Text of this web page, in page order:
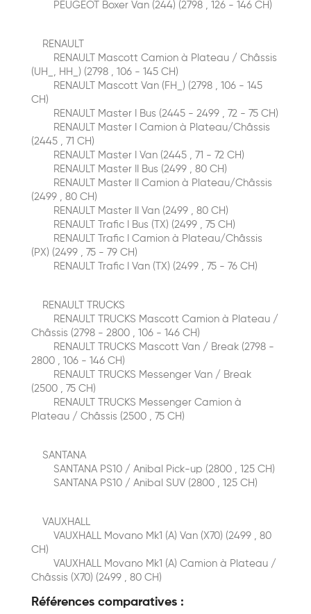
PEUGEOT Boxer Van (244) (2798 , 126 - 146 CH)
RENAULT
RENAULT Mascott Сamion à Plateau / Сhâssis
(UH_, HH_) (2798 , 106 - 145 CH)
RENAULT Mascott Van (FH_) (2798 , 106 - 145
CH)
RENAULT Master I Bus (2445 - 2499 , 72 - 75 CH)
RENAULT Master I Сamion à Plateau/Сhâssis
(2445 , 71 CH)
RENAULT Master I Van (2445 , 71 - 72 CH)
RENAULT Master II Bus (2499 , 80 CH)
RENAULT Master II Сamion à Plateau/Сhâssis
(2499 , 80 CH)
RENAULT Master II Van (2499 , 80 CH)
RENAULT Trafic I Bus (TX) (2499 , 75 CH)
RENAULT Trafic I Сamion à Plateau/Сhâssis
(PX) (2499 , 75 - 79 CH)
RENAULT Trafic I Van (TX) (2499 , 75 - 76 CH)
RENAULT TRUCKS
RENAULT TRUCKS Mascott Сamion à Plateau /
Сhâssis (2798 - 2800 , 106 - 146 CH)
RENAULT TRUCKS Mascott Van / Break (2798 -
2800 , 106 - 146 CH)
RENAULT TRUCKS Messenger Van / Break
(2500 , 75 CH)
RENAULT TRUCKS Messenger Сamion à
Plateau / Сhâssis (2500 , 75 CH)
SANTANA
SANTANA PS10 / Anibal Pick-up (2800 , 125 CH)
SANTANA PS10 / Anibal SUV (2800 , 125 CH)
VAUXHALL
VAUXHALL Movano Mk1 (A) Van (X70) (2499 , 80
CH)
VAUXHALL Movano Mk1 (A) Сamion à Plateau /
Сhâssis (X70) (2499 , 80 CH)
Références comparatives :